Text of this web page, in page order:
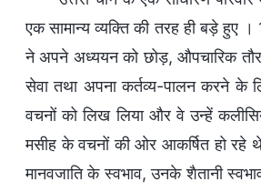
एक सामान्य व्यक्ति की तरह ही बड़े हुए
ने अपने अध्ययन को छोड़, औपचारिक
सेवा तथा अपना कर्तव्य-पालन करने के
वचनों को लिख लिया और वे उन्हें
मसीह के वचनों की ओर आकर्षित हो रहे
मानवजाति के स्वभाव, उनके शैतानी